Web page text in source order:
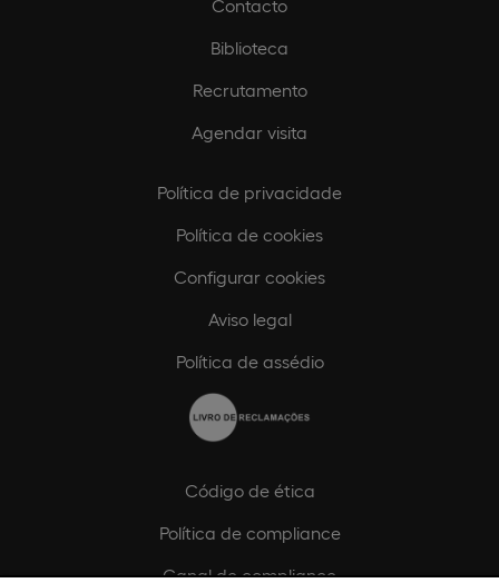
Contacto
Biblioteca
Recrutamento
Agendar visita
Política de privacidade
Política de cookies
Configurar cookies
Aviso legal
Política de assédio
Código de ética
Política de compliance
Canal de compliance